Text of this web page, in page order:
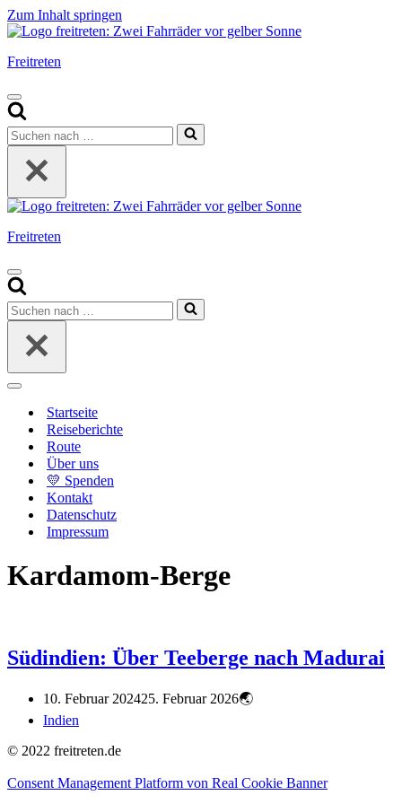
Zum Inhalt springen
Freitreten
Navigationsmenü
Suchen
nach …
Freitreten
Navigationsmenü
Suchen
nach …
Navigationsmenü
Startseite
Reiseberichte
Route
Über uns
💛 Spenden
Kontakt
Datenschutz
Impressum
Kardamom-Berge
Südindien: Über Teeberge nach Madurai
10. Februar 202425. Februar 2026
Indien
© 2022 freitreten.de
Consent Management Platform von Real Cookie Banner